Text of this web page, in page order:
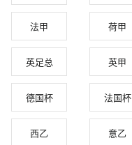
法甲 荷甲
英足总 英甲
德国杯 法国杯
西乙 意乙